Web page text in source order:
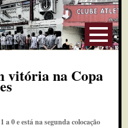
vitória na Copa
0 e está na segunda colocação